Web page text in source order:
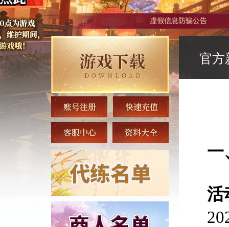
虚假信息防骗公告
官方
一
活